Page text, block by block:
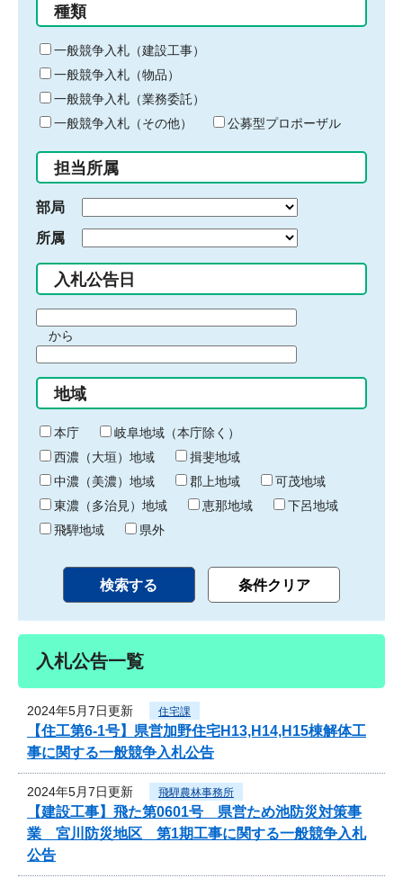
る
キ
ー
ワ
ー
ド
入
力
種類
一般競争入札（建設工事）
一般競争入札（物品）
一般競争入札（業務委託）
一般競争入札（その他）
公募型プロポーザル
担当所属
部局
所属
入札公告日
間
始
り
から
間
終
わ
り
地域
本庁
岐阜地域（本庁除く）
西濃（大垣）地域
揖斐地域
中濃（美濃）地域
郡上地域
可茂地域
東濃（多治見）地域
恵那地域
下呂地域
飛騨地域
県外
入札公告一覧
2024年5月7日更新 住宅課
【住工第6-1号】県営加野住宅H13,H14,H15棟解体工
事に関する一般競争入札公告
2024年5月7日更新 飛騨農林事務所
【建設工事】飛た第0601号 県営ため池防災対策事
業 宮川防災地区 第1期工事に関する一般競争入札
公告